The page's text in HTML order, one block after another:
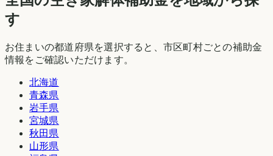
す
お住まいの都道府県を選択すると、市区町村ごとの補助金
情報をご確認いただけます。
北海道
青森県
岩手県
宮城県
秋田県
山形県